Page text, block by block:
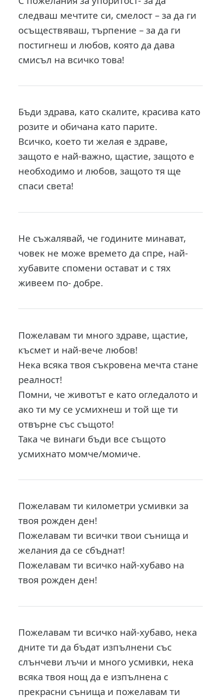
следваш мечтите си, смелост – за да ги
осъществяваш, търпение – за да ги
постигнеш и любов, която да дава
смисъл на всичко това!
Бъди здрава, като скалите, красива като
розите и обичана като парите.
Всичко, което ти желая е здраве,
защото е най-важно, щастие, защото е
необходимо и любов, защото тя ще
спаси света!
Не съжалявай, че годините минават,
човек не може времето да спре, най-
хубавите спомени остават и с тях
живеем по- добре.
Пожелавам ти много здраве, щастие,
късмет и най-вече любов!
Нека всяка твоя съкровена мечта стане
реалност!
Помни, че животът е като огледалото и
ако ти му се усмихнеш и той ще ти
отвърне със същото!
Така че винаги бъди все същото
усмихнато момче/момиче.
Пожелавам ти километри усмивки за
твоя рожден ден!
Пожелавам ти всички твои сънища и
желания да се сбъднат!
Пожелавам ти всичко най-хубаво на
твоя рожден ден!
Пожелавам ти всичко най-хубаво, нека
дните ти да бъдат изпълнени със
слънчеви лъчи и много усмивки, нека
всяка твоя нощ да е изпълнена с
прекрасни сънища и пожелавам ти